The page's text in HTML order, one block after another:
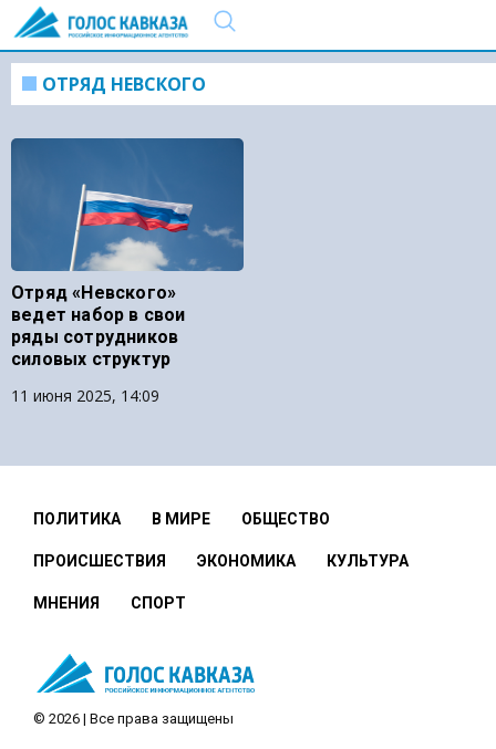
ОТРЯД НЕВСКОГО
Отряд «Невского»
ведет набор в свои
ряды сотрудников
силовых структур
11 июня 2025, 14:09
ПОЛИТИКА В МИРЕ ОБЩЕСТВО
ПРОИСШЕСТВИЯ ЭКОНОМИКА КУЛЬТУРА
МНЕНИЯ СПОРТ
© 2026 | Все права защищены